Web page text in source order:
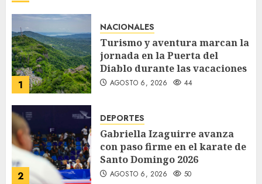
1
NACIONALES
Turismo y aventura marcan la
jornada en la Puerta del
Diablo durante las vacaciones
AGOSTO 6, 2026 44
2
DEPORTES
Gabriella Izaguirre avanza
con paso firme en el karate de
Santo Domingo 2026
AGOSTO 6, 2026 50